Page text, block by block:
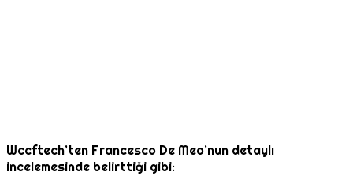
Wccftech’ten Francesco De Meo’nun detaylı
incelemesinde belirttiği gibi: